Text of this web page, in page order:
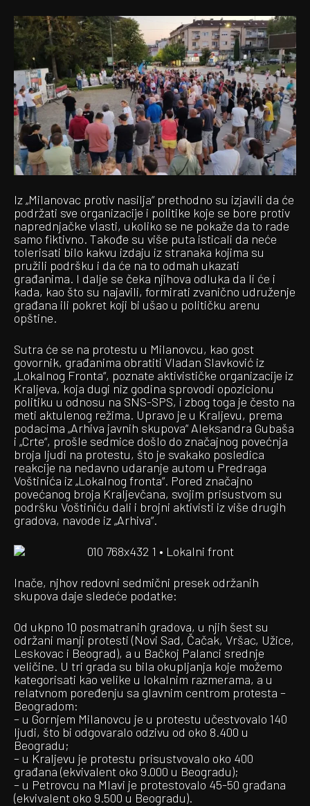
Iz „Milanovac protiv nasilja“ prethodno su izjavili da će
podržati sve organizacije i politike koje se bore protiv
naprednjačke vlasti, ukoliko se ne pokaže da to rade
samo fiktivno. Takođe su više puta isticali da neće
tolerisati bilo kakvu izdaju iz stranaka kojima su
pružili podršku i da će na to odmah ukazati
građanima. I dalje se čeka njihova odluka da li će i
kada, kao što su najavili, formirati zvanično udruženje
građana ili pokret koji bi ušao u političku arenu
opštine.
Sutra će se na protestu u Milanovcu, kao gost
govornik, građanima obratiti Vladan Slavković iz
„Lokalnog Fronta“, poznate aktivističke organizacije iz
Kraljeva, koja dugi niz godina sprovodi opozicionu
politiku u odnosu na SNS-SPS, i zbog toga je često na
meti aktulenog režima. Upravo je u Kraljevu, prema
podacima „Arhiva javnih skupova“ Aleksandra Gubaša
i „Crte“, prošle sedmice došlo do značajnog povećnja
broja ljudi na protestu, što je svakako posledica
reakcije na nedavno udaranje autom u Predraga
Voštinića iz „Lokalnog fronta“. Pored značajno
povećanog broja Kraljevčana, svojim prisustvom su
podršku Voštiniću dali i brojni aktivisti iz više drugih
gradova, navode iz „Arhiva“.
Inače, njhov redovni sedmični presek održanih
skupova daje sledeće podatke:
Od ukpno 10 posmatranih gradova, u njih šest su
održani manji protesti (Novi Sad, Čačak, Vršac, Užice,
Leskovac i Beograd), a u Bačkoj Palanci srednje
veličine. U tri grada su bila okupljanja koje možemo
kategorisati kao velike u lokalnim razmerama, a u
relatvnom poređenju sa glavnim centrom protesta –
Beogradom:
– u Gornjem Milanovcu je u protestu učestvovalo 140
ljudi, što bi odgovaralo odzivu od oko 8.400 u
Beogradu;
– u Kraljevu je protestu prisustvovalo oko 400
građana (ekvivalent oko 9.000 u Beogradu);
– u Petrovcu na Mlavi je protestovalo 45-50 građana
(ekvivalent oko 9.500 u Beogradu).